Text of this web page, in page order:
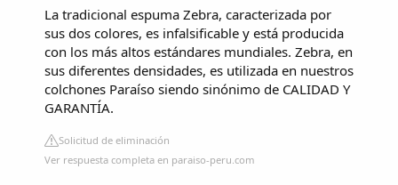
La tradicional espuma Zebra, caracterizada por
sus dos colores, es infalsificable y está producida
con los más altos estándares mundiales. Zebra, en
sus diferentes densidades, es utilizada en nuestros
colchones Paraíso siendo sinónimo de CALIDAD Y
GARANTÍA.
Solicitud de eliminación
Ver respuesta completa en paraiso-peru.com